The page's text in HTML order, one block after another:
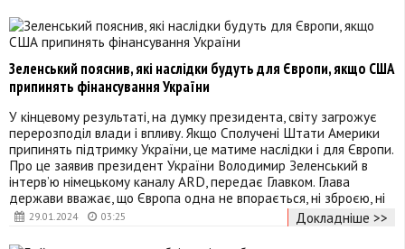
29.01.2024 03:25
Зеленський пояснив, які наслідки будуть для Європи, якщо США
припинять фінансування України
У кінцевому результаті, на думку президента, світу загрожує
перерозподіл влади і впливу. Якщо Сполучені Штати Америки
припинять підтримку України, це матиме наслідки і для Європи.
Про це заявив президент України Володимир Зеленський в
інтерв’ю німецькому каналу ARD, передає Главком. Глава
держави вважає, що Європа одна не впорається, ні зброєю, ні
Докладніше >>